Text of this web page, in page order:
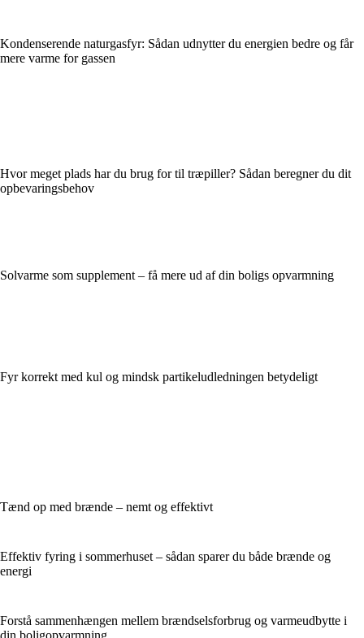
Kondenserende naturgasfyr: Sådan udnytter du energien bedre og får
mere varme for gassen
Hvor meget plads har du brug for til træpiller? Sådan beregner du dit
opbevaringsbehov
Solvarme som supplement – få mere ud af din boligs opvarmning
Fyr korrekt med kul og mindsk partikeludledningen betydeligt
Tænd op med brænde – nemt og effektivt
Effektiv fyring i sommerhuset – sådan sparer du både brænde og
energi
Forstå sammenhængen mellem brændselsforbrug og varmeudbytte i
din boligopvarmning